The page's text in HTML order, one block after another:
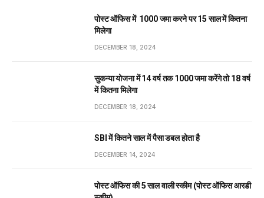
पोस्ट ऑफिस में ₹ 1000 जमा करने पर 15 साल में कितना
मिलेगा
DECEMBER 18, 2024
सुकन्या योजना में 14 वर्ष तक ₹1000 जमा करेंगे तो 18 वर्ष
में कितना मिलेगा
DECEMBER 18, 2024
SBI में कितने साल में पैसा डबल होता है
DECEMBER 14, 2024
पोस्ट ऑफिस की 5 साल वाली स्कीम (पोस्ट ऑफिस आरडी